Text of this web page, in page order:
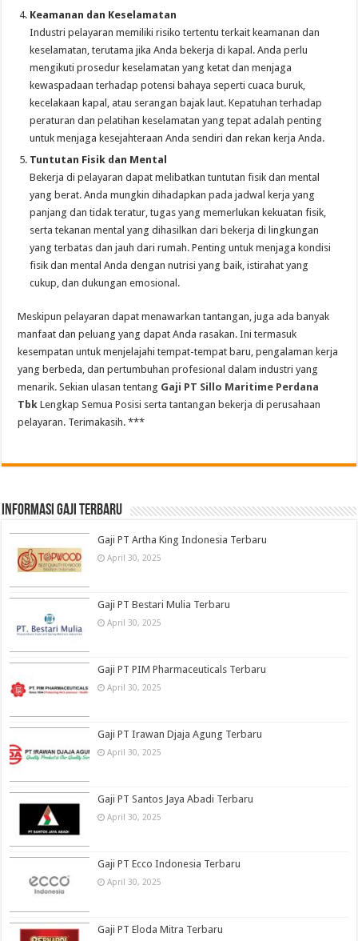
Keamanan dan Keselamatan
Industri pelayaran memiliki risiko tertentu terkait keamanan dan
keselamatan, terutama jika Anda bekerja di kapal. Anda perlu
mengikuti prosedur keselamatan yang ketat dan menjaga
kewaspadaan terhadap potensi bahaya seperti cuaca buruk,
kecelakaan kapal, atau serangan bajak laut. Kepatuhan terhadap
peraturan dan pelatihan keselamatan yang tepat adalah penting
untuk menjaga kesejahteraan Anda sendiri dan rekan kerja Anda.
Tuntutan Fisik dan Mental
Bekerja di pelayaran dapat melibatkan tuntutan fisik dan mental
yang berat. Anda mungkin dihadapkan pada jadwal kerja yang
panjang dan tidak teratur, tugas yang memerlukan kekuatan fisik,
serta tekanan mental yang dihasilkan dari bekerja di lingkungan
yang terbatas dan jauh dari rumah. Penting untuk menjaga kondisi
fisik dan mental Anda dengan nutrisi yang baik, istirahat yang
cukup, dan dukungan emosional.
Meskipun pelayaran dapat menawarkan tantangan, juga ada banyak
manfaat dan peluang yang dapat Anda rasakan. Ini termasuk
kesempatan untuk menjelajahi tempat-tempat baru, pengalaman kerja
yang berbeda, dan pertumbuhan profesional dalam industri yang
menarik. Sekian ulasan tentang Gaji PT Sillo Maritime Perdana
Tbk Lengkap Semua Posisi serta tantangan bekerja di perusahaan
pelayaran. Terimakasih. ***
informasi gaji terbaru
Gaji PT Artha King Indonesia Terbaru
April 30, 2025
Gaji PT Bestari Mulia Terbaru
April 30, 2025
Gaji PT PIM Pharmaceuticals Terbaru
April 30, 2025
Gaji PT Irawan Djaja Agung Terbaru
April 30, 2025
Gaji PT Santos Jaya Abadi Terbaru
April 30, 2025
Gaji PT Ecco Indonesia Terbaru
April 30, 2025
Gaji PT Eloda Mitra Terbaru